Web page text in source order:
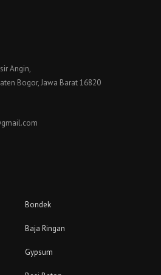
Angin,
Bogor, Jawa Barat 16820
Bondek
Baja Ringan
Gypsum